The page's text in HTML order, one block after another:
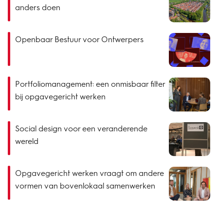
anders doen
Openbaar Bestuur voor Ontwerpers
Portfoliomanagement: een onmisbaar filter
bij opgavegericht werken
Social design voor een veranderende
wereld
Opgavegericht werken vraagt om andere
vormen van bovenlokaal samenwerken